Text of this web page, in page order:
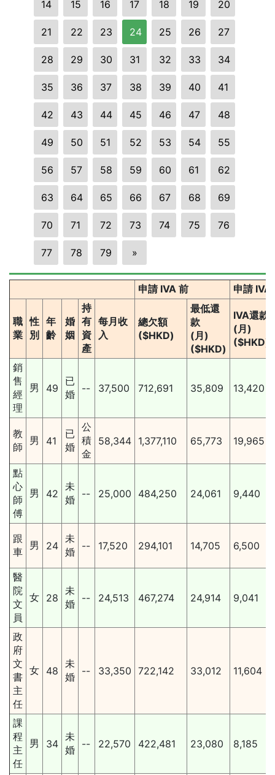
14 15 16 17 18 19 20
21 22 23 24 25 26 27
28 29 30 31 32 33 34
35 36 37 38 39 40 41
42 43 44 45 46 47 48
49 50 51 52 53 54 55
56 57 58 59 60 61 62
63 64 65 66 67 68 69
70 71 72 73 74 75 76
77 78 79 »
申請 IVA 前 申請 IVA
職
業
性
別
年
齡
婚
姻
持
有
資
產
每月收
入
總欠額
($HKD)
最低還
款
(月)
($HKD)
IVA還款
(月)
($HKD)
銷
售
經
理
男 49
已
婚
-- 37,500 712,691 35,809 13,420
教
師
男 41
已
婚
公
積
金
58,344 1,377,110 65,773 19,965
點
心
師
傅
男 42
未
婚
-- 25,000 484,250 24,061 9,440
跟
車
男 24
未
婚
-- 17,520 294,101 14,705 6,500
醫
院
文
員
女 28
未
婚
-- 24,513 467,274 24,914 9,041
政
府
文
書
主
任
女 48
未
婚
-- 33,350 722,142 33,012 11,604
課
程
主
任
男 34
未
婚
-- 22,570 422,481 23,080 8,185